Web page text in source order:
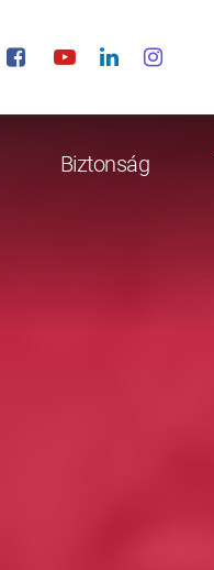
Biztonság